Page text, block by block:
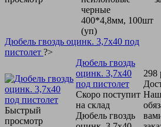
черные
400*4,8мм, 100шт
(уп)
Дюбель гвоздь оцинк. 3,7х40 под
пистолет ?>
Быстрый
просмотр
Дюбель гвоздь
оцинк. 3,7х40
под пистолет
Скоро поступит
на склад
Дюбель гвоздь
298